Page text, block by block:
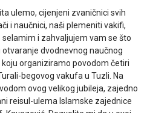
ulemo, cijenjeni zvaničnici svih
i naučnici, naši plemeniti vakifi,
i zahvaljujem vam se što
dvodnevnog naučnog
organiziramo povodom četiri
begovog vakufa u Tuzli. Na
ovog velikog jubileja, zajedno
reisul-ulema Islamske zajednice